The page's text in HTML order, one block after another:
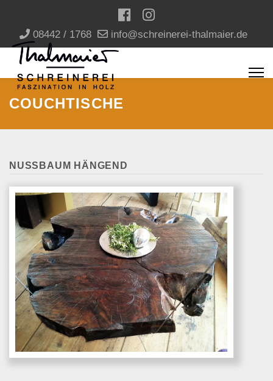
08442 / 1768 info@schreinerei-thalmaier.de
COUCHTISCHE
NUSSBAUM HÄNGEND